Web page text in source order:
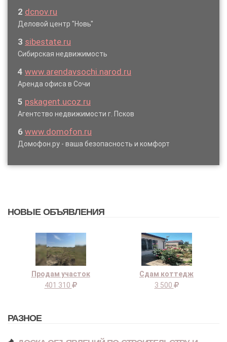
2 dcnov.ru
Деловой центр "Новь"
3 sibestate.ru
Сибирская недвижимость
4 www.arendavsochi.narod.ru
Аренда офиса в Сочи
5 pskagent.ucoz.ru
Агентство недвижимости г. Псков
6 www.domofon.ru
Домофон.ру - ваша безопасность и комфорт
НОВЫЕ ОБЪЯВЛЕНИЯ
Продам участок
401 310
Сдам коттедж
3 500
РАЗНОЕ